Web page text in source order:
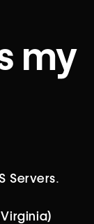
my
Servers.